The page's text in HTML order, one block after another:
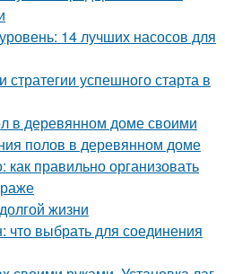
14 лучших насосов для
успешного старта в
в деревянном доме своими
полов в деревянном доме
правильно организовать
жизни
выбрать для соединения